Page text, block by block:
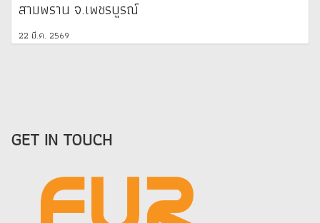
สามพราน จ.เพชรบูรณ์
22 มี.ค. 2569
GET IN TOUCH